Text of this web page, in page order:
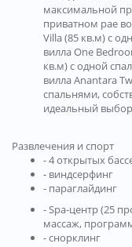
максимальной
приватном рае
Villa (85 кв.м) с
вилла One
кв.м) с одной
вилла Anantara
спальнями,
идеальный
Развлечения и спорт
- 4 открытых
- виндсерфинг
- параглайдинг
- Spa-центр (25
массаж,
- снорклинг